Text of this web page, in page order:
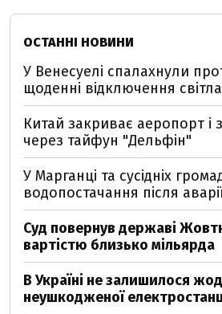
ОСТАННІ НОВИНИ
У Венесуелі спалахнули
щоденні відключення світла
Китай закриває аеропорт і
через тайфун "Дельфін"
У Марганці та сусідніх
водопостачання після
Суд повернув державі
вартістю близько мільярда
В Україні не залишилося
неушкодженої